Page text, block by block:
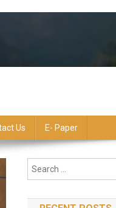
Us E- Paper